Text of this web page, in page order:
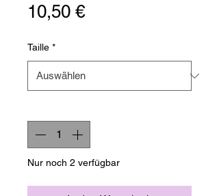
10,50 €Preis
Taille *
Nur noch 2 verfügbar